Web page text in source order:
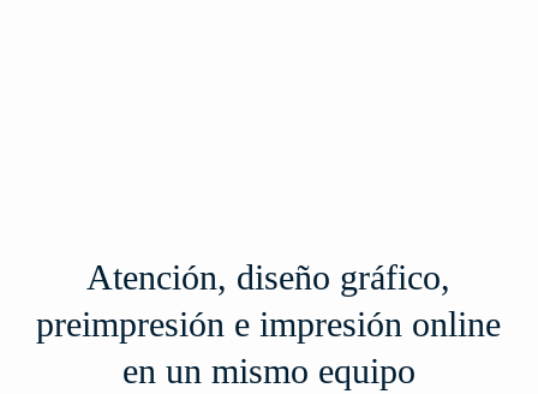
Atención, diseño gráfico,
preimpresión e impresión online
en un mismo equipo